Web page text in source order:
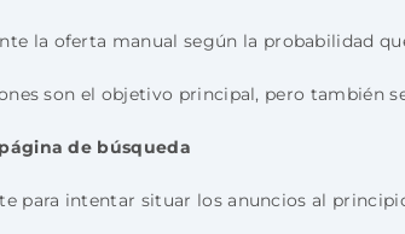
la oferta manual según la probabilidad
son el objetivo principal, pero también
de búsqueda
para intentar situar los anuncios al